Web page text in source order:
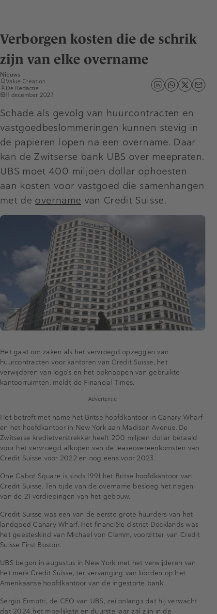
Verborgen kosten die de schrik
zijn van elke overname
Nieuws
Value Creation
De Redactie
11 december 2023
Schade als gevolg van huurcontracten en
vastgoedbeslommeringen kunnen stevig in
de papieren lopen na een overname. Daar
kan de Zwitserse bank UBS over meepraten.
UBS moet 400 miljoen dollar ophoesten
aan kosten voor vastgoed die samenhangen
met de overname van Credit Suisse.
Het gaat om zaken als het vervroegd opzeggen van
huurcontracten voor kantoren van Credit Suisse, het
verwijderen van logo’s en het opknappen van gebruikte
kantoorruimten, meldt de Financial Times.
Advertentie
Het betreft met name het Britse hoofdkantoor in Canary Wharf
en het hoofdkantoor in New York aan Madison Avenue. De
Zwitserse kredietverstrekker heeft 200 miljoen dollar betaald
voor het vervroegd afkopen van de leaseovereenkomsten van
Credit Suisse voor 2022 en nog eens voor 2023.
One Cabot Square is sinds 1991 het Britse hoofdkantoor van
Credit Suisse. Ten tijde van de overname besloeg het negen
van de 21 verdiepingen van het gebouw.
Credit Suisse was een van de eerste grote huurders van het
landgoed Canary Wharf. Het financiële district Docklands was
het geesteskind van Michael von Clemm, voorzitter van Credit
Suisse First Boston.
UBS begon in augustus in New York met het verwijderen van
het merk Credit Suisse, ter vervanging van borden op het
Amerikaanse hoofdkantoor van de ingestorte bank.
Sergio Ermotti, de CEO van UBS, zei onlangs dat hij verwacht
dat 2024 het moeilijkste en duurste jaar zal zijn in de